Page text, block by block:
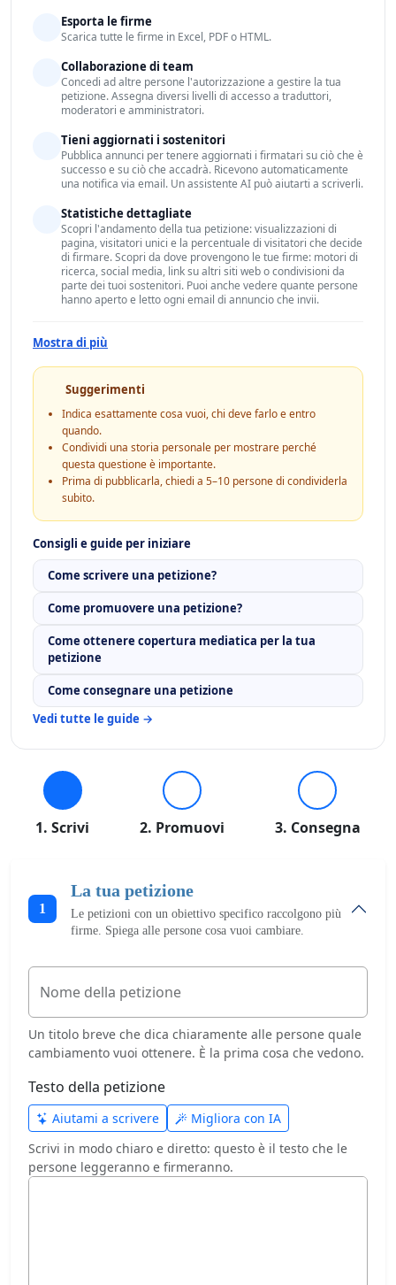
1. Scrivi 2. Promuovi 3. Consegna
1
La tua petizione
Le petizioni con un obiettivo specifico raccolgono più
firme. Spiega alle persone cosa vuoi cambiare.
Nome della petizione
Un titolo breve che dica chiaramente alle persone quale
cambiamento vuoi ottenere. È la prima cosa che vedono.
Testo della petizione
Aiutami a scrivere
Migliora con IA
Scrivi in modo chiaro e diretto: questo è il testo che le
persone leggeranno e firmeranno.
Esporta le firme
Scarica tutte le firme in Excel, PDF o HTML.
Collaborazione di team
Concedi ad altre persone l'autorizzazione a gestire la tua
petizione. Assegna diversi livelli di accesso a traduttori,
moderatori e amministratori.
Tieni aggiornati i sostenitori
Pubblica annunci per tenere aggiornati i firmatari su ciò che è
successo e su ciò che accadrà. Ricevono automaticamente
una notifica via email. Un assistente AI può aiutarti a scriverli.
Statistiche dettagliate
Scopri l'andamento della tua petizione: visualizzazioni di
pagina, visitatori unici e la percentuale di visitatori che decide
di firmare. Scopri da dove provengono le tue firme: motori di
ricerca, social media, link su altri siti web o condivisioni da
parte dei tuoi sostenitori. Puoi anche vedere quante persone
hanno aperto e letto ogni email di annuncio che invii.
Mostra di più
Suggerimenti
Indica esattamente cosa vuoi, chi deve farlo e entro
quando.
Condividi una storia personale per mostrare perché
questa questione è importante.
Prima di pubblicarla, chiedi a 5–10 persone di condividerla
subito.
Consigli e guide per iniziare
Come scrivere una petizione?
Come promuovere una petizione?
Come ottenere copertura mediatica per la tua
petizione
Come consegnare una petizione
Vedi tutte le guide →